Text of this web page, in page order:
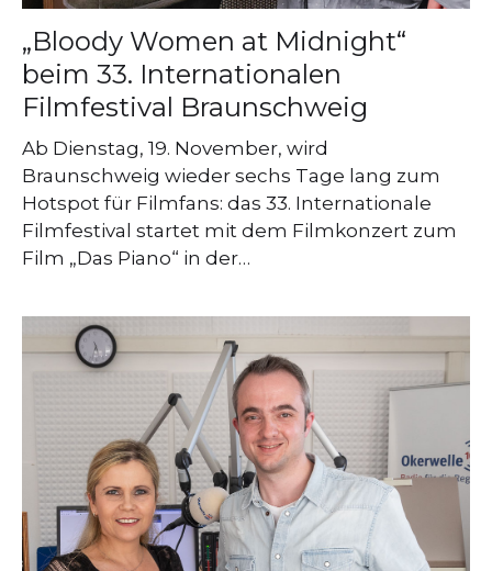
„Bloody Women at Midnight“
beim 33. Internationalen
Filmfestival Braunschweig
Ab Dienstag, 19. November, wird
Braunschweig wieder sechs Tage lang zum
Hotspot für Filmfans: das 33. Internationale
Filmfestival startet mit dem Filmkonzert zum
Film „Das Piano“ in der…